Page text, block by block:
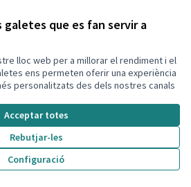
que es fan servir a
lloc web per a millorar el rendiment i el
ens permeten oferir una experiència
personalitzats des dels nostres canals
Acceptar totes
Rebutjar-les
Configuració
YouTube
a GitHub
.
Amb
(Enllaç